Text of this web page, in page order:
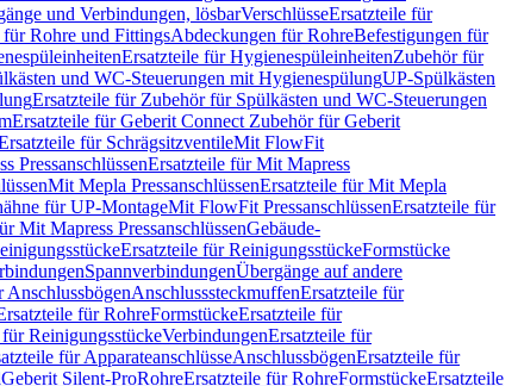
und Verbindungen, lösbarVerschlüsseErsatzteile für
Rohre und FittingsAbdeckungen für RohreBefestigungen für
Ersatzteile für HygienespüleinheitenZubehör für
und WC-Steuerungen mit HygienespülungUP-Spülkästen
Ersatzteile für Zubehör für Spülkästen und WC-Steuerungen
Ersatzteile für Geberit Connect Zubehör für Geberit
für SchrägsitzventileMit FlowFit
PressanschlüssenErsatzteile für Mit Mapress
Mit Mepla PressanschlüssenErsatzteile für Mit Mepla
für UP-MontageMit FlowFit PressanschlüssenErsatzteile für
Mit Mapress PressanschlüssenGebäude-
Ersatzteile für ReinigungsstückeFormstücke
SpannverbindungenÜbergänge auf andere
AnschlussbögenAnschlusssteckmuffenErsatzteile für
für RohreFormstückeErsatzteile für
ReinigungsstückeVerbindungenErsatzteile für
für ApparateanschlüsseAnschlussbögenErsatzteile für
Geberit Silent-ProRohreErsatzteile für RohreFormstückeErsatzteile